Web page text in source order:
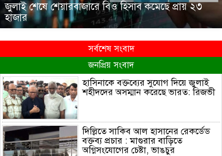
জুলাই শেষে শেয়ারবাজারে বিও হিসাব কমেছে প্রায় ২৩
হাজার
সর্বশেষ সংবাদ
জনপ্রিয় সংবাদ
হাসিনাকে বক্তব্যের সুযোগ দিয়ে জুলাই
শহীদদের অসম্মান করেছে ভারত: রিজভী
দিল্লিতে সাকিব আল হাসানের রেকর্ডেড
বক্তব্য প্রচার : মাগুরার বাড়িতে
অগ্নিসংযোগের চেষ্টা, ভাঙচুর